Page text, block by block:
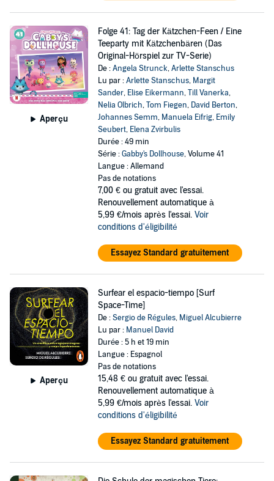
Aperçu
Folge 41: Tag der Kätzchen-Feen / Eine
Teeparty mit Kätzchenbären (Das
Original-Hörspiel zur TV-Serie)
De :Angela Strunck,Arlette Stanschus
Lu par :Arlette Stanschus, Margit
Sander, Elise Eikermann,Till Vanerka,
Nelia Olbrich,Tom Fiegen, David Berton,
Johannes Semm, Manuela Eifrig, Emily
Seubert, Elena Zvirbulis
Durée : 49 min
Série :Gabby's Dollhouse, Volume 41
Langue : Allemand
Pas de notations
7,00 € ou gratuit avec l'essai.
Renouvellement automatique à
5,99 €/mois après l'essai. Voir
conditions d'éligibilité
Essayez Standard gratuitement
Aperçu
Surfear el espacio-tiempo [Surf
Space-Time]
De :Sergio de Régules, Miguel Alcubierre
Lu par : Manuel David
Durée : 5 h et 19 min
Langue : Espagnol
Pas de notations
15,48 € ou gratuit avec l'essai.
Renouvellement automatique à
5,99 €/mois après l'essai. Voir
conditions d'éligibilité
Essayez Standard gratuitement